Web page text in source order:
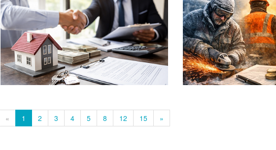
« 1 2 3 4 5 8 12 15 »